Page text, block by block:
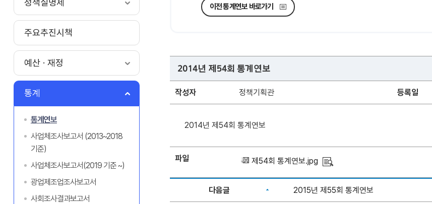
정책실명제
주요추진시책
예산 · 재정
통계
통계연보
사업체조사보고서 (2013~2018
기준)
사업체조사보고서(2019 기준 ~)
광업제조업조사보고서
사회조사결과보고서
이전 통계연보 바로가기
2014년 제54회 통계연보
작성자 정책기획관 등록일
2014년 제54회 통계연보
파일 제54회 통계연보.jpg
다음글 2015년 제55회 통계연보